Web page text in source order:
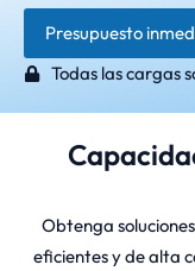
Presupuesto
Todas las cargas
Obtenga
eficientes y de alta